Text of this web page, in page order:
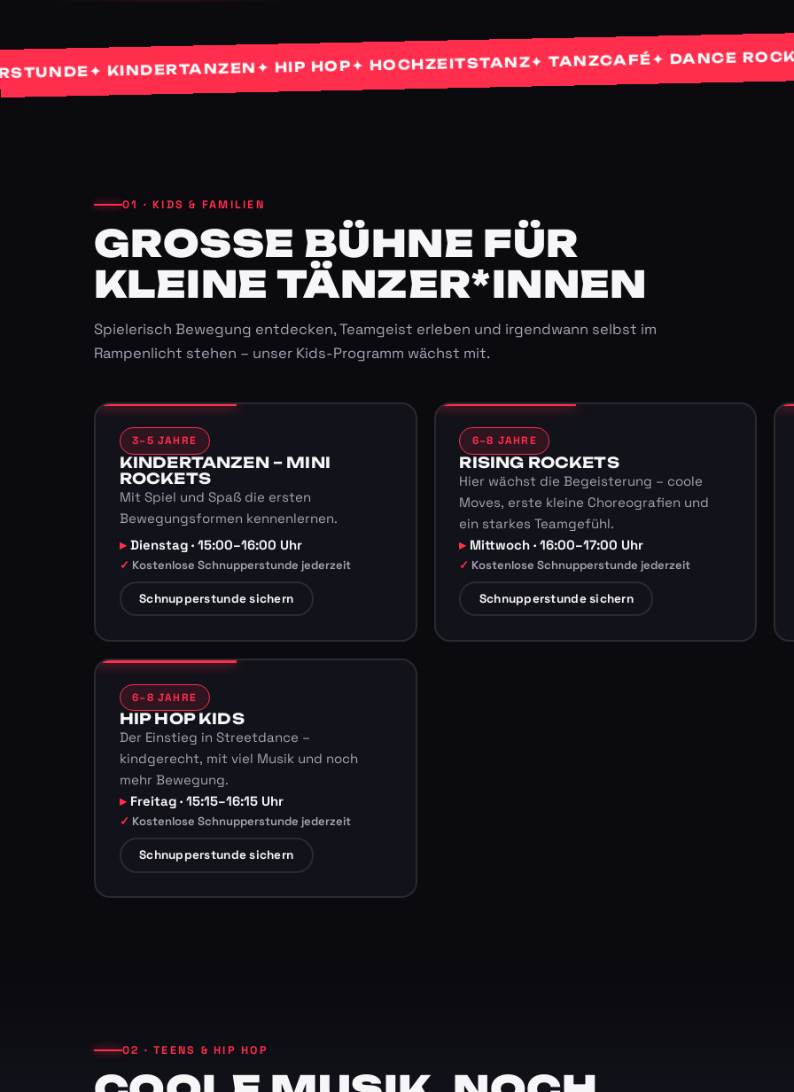
✦ KINDERTANZEN✦ HIP HOP✦ HOCHZEITSTANZ✦ TANZCAFÉ✦ DANCE ROCKETS✦
01 · KIDS & FAMILIEN
GROSSE BÜHNE FÜR K
LEINE TÄNZER*INNEN
Spielerisch Bewegung entdecken, Teamgeist erleben und irgendwann selbst im
Rampenlicht stehen – unser Kids-Programm wächst mit.
3–5 JAHRE
KINDERTANZEN – MINI
ROCKETS
Mit Spiel und Spaß die ersten
Bewegungsformen kennenlernen.
Dienstag · 15:00–16:00 Uhr
Kostenlose Schnupperstunde jederzeit
Schnupperstunde sichern
6–8 JAHRE
RISING ROCKETS
Hier wächst die Begeisterung – coole
Moves, erste kleine Choreografien und
ein starkes Teamgefühl.
Mittwoch · 16:00–17:00 Uhr
Kostenlose Schnupperstunde jederzeit
Schnupperstunde sichern
6–8 JAHRE
HIP HOP KIDS
Der Einstieg in Streetdance –
kindgerecht, mit viel Musik und noch
mehr Bewegung.
Freitag · 15:15–16:15 Uhr
Kostenlose Schnupperstunde jederzeit
Schnupperstunde sichern
02 · TEENS & HIP HOP